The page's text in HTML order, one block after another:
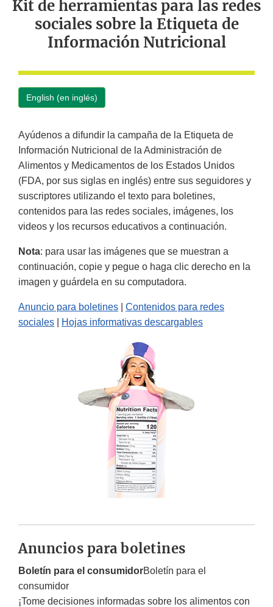
Kit de herramientas para las redes
sociales sobre la Etiqueta de
Información Nutricional
English (en inglés)
Ayúdenos a difundir la campaña de la Etiqueta de
Información Nutricional de la Administración de
Alimentos y Medicamentos de los Estados Unidos
(FDA, por sus siglas en inglés) entre sus seguidores y
suscriptores utilizando el texto para boletines,
contenidos para las redes sociales, imágenes, los
videos y los recursos educativos a continuación.
Nota: para usar las imágenes que se muestran a
continuación, copie y pegue o haga clic derecho en la
imagen y guárdela en su computadora.
Anuncio para boletines
Contenidos para redes
sociales
Hojas informativas descargables
Anuncios para boletines
Boletín para el consumidorBoletín para el
consumidor
¡Tome decisiones informadas sobre los alimentos con